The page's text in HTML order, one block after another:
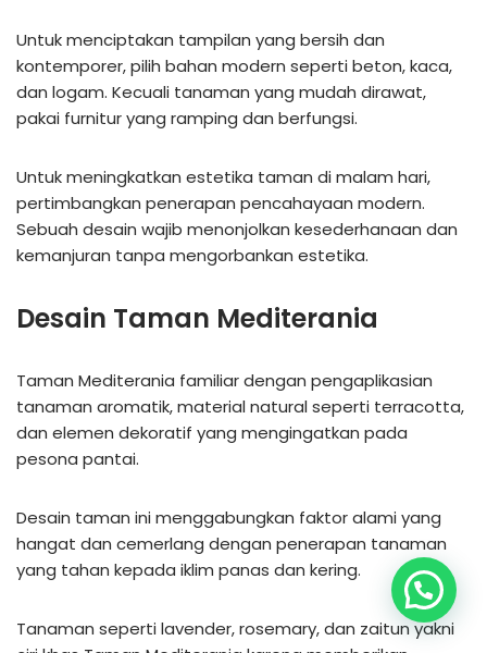
Untuk menciptakan tampilan yang bersih dan
kontemporer, pilih bahan modern seperti beton, kaca,
dan logam. Kecuali tanaman yang mudah dirawat,
pakai furnitur yang ramping dan berfungsi.
Untuk meningkatkan estetika taman di malam hari,
pertimbangkan penerapan pencahayaan modern.
Sebuah desain wajib menonjolkan kesederhanaan dan
kemanjuran tanpa mengorbankan estetika.
Desain Taman Mediterania
Taman Mediterania familiar dengan pengaplikasian
tanaman aromatik, material natural seperti terracotta,
dan elemen dekoratif yang mengingatkan pada
pesona pantai.
Desain taman ini menggabungkan faktor alami yang
hangat dan cemerlang dengan penerapan tanaman
yang tahan kepada iklim panas dan kering.
Tanaman seperti lavender, rosemary, dan zaitun yakni